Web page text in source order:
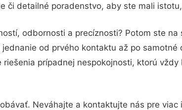
či detailné poradenstvo, aby ste mali
odbornosti a precíznosti? Potom ste
od prvého kontaktu až po
prípadnej nespokojnosti, ktorú
Neváhajte a kontaktujte nás pre